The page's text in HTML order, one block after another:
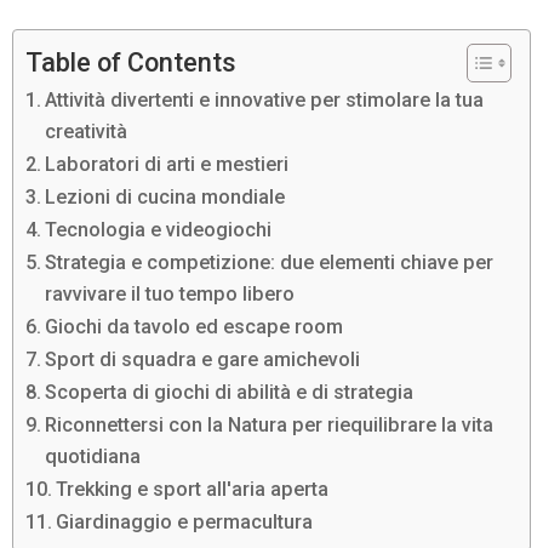
Table of Contents
Attività divertenti e innovative per stimolare la tua
creatività
Laboratori di arti e mestieri
Lezioni di cucina mondiale
Tecnologia e videogiochi
Strategia e competizione: due elementi chiave per
ravvivare il tuo tempo libero
Giochi da tavolo ed escape room
Sport di squadra e gare amichevoli
Scoperta di giochi di abilità e di strategia
Riconnettersi con la Natura per riequilibrare la vita
quotidiana
Trekking e sport all'aria aperta
Giardinaggio e permacultura